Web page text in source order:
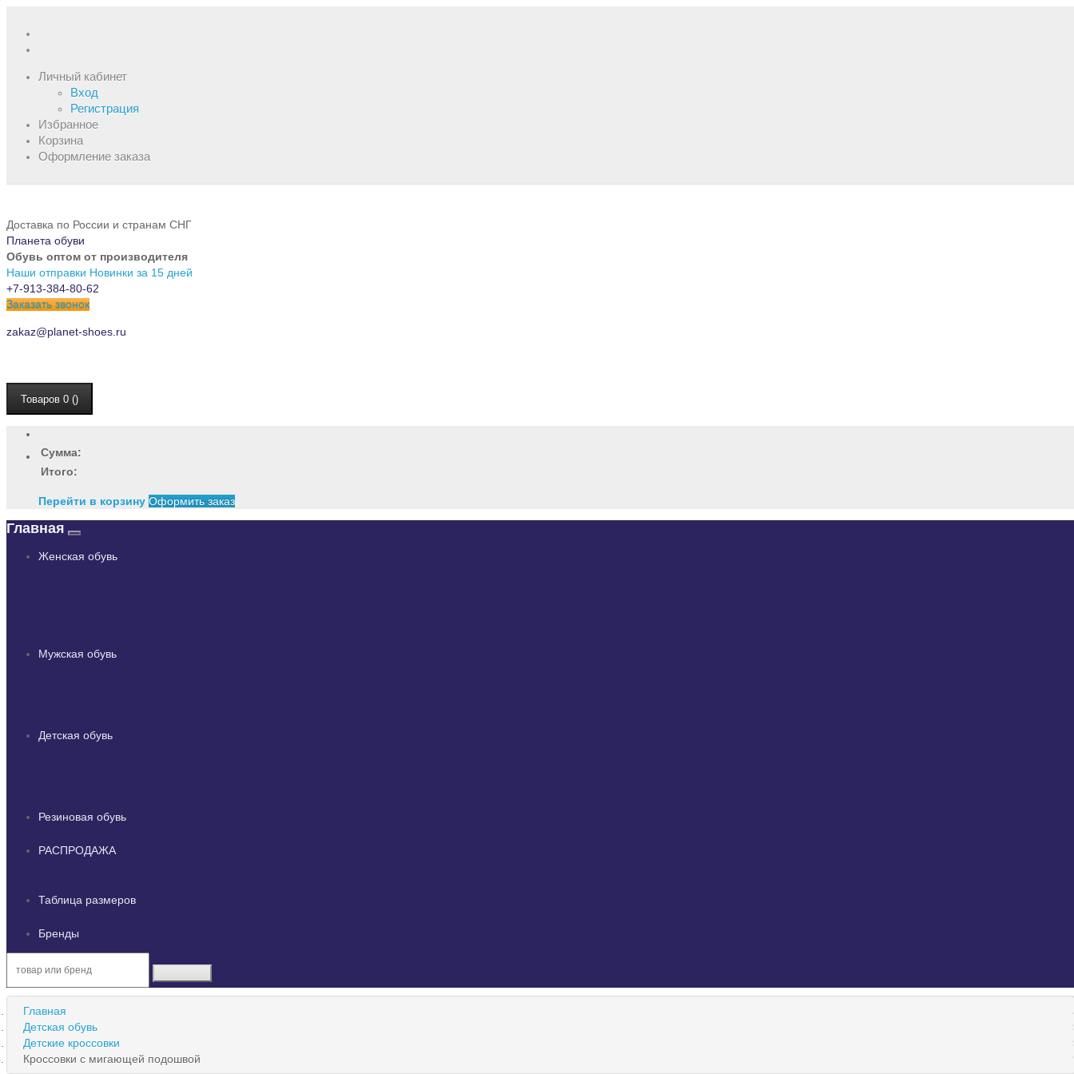
Личный кабинет
Вход
Регистрация
Избранное
Корзина
Оформление заказа
Доставка по России и странам СНГ
Планета обуви
Обувь оптом от производителя
Наши отправки Новинки за 15 дней
+7-913-384-80-62
Заказать звонок
zakaz@planet-shoes.ru
Товаров 0 ()
Сумма:
Итого:
Перейти в корзину Оформить заказ
Главная
Женская обувь
Мужская обувь
Детская обувь
Резиновая обувь
РАСПРОДАЖА
Таблица размеров
Бренды
Главная
Детская обувь
Детские кроссовки
Кроссовки с мигающей подошвой